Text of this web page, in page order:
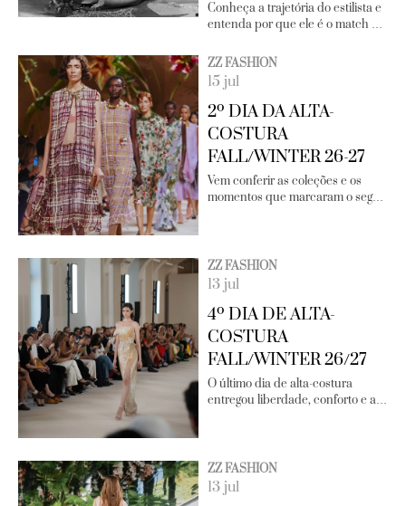
Conheça a trajetória do estilista e
entenda por que ele é o match …
ZZ FASHION
15 jul
2º DIA DA ALTA-
COSTURA
FALL/WINTER 26-27
Vem conferir as coleções e os
momentos que marcaram o seg…
ZZ FASHION
13 jul
4º DIA DE ALTA-
COSTURA
FALL/WINTER 26/27
O último dia de alta-costura
entregou liberdade, conforto e a…
ZZ FASHION
13 jul